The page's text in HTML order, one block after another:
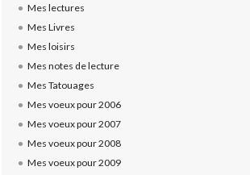
Mes lectures
Mes Livres
Mes loisirs
Mes notes de lecture
Mes Tatouages
Mes voeux pour 2006
Mes voeux pour 2007
Mes voeux pour 2008
Mes voeux pour 2009